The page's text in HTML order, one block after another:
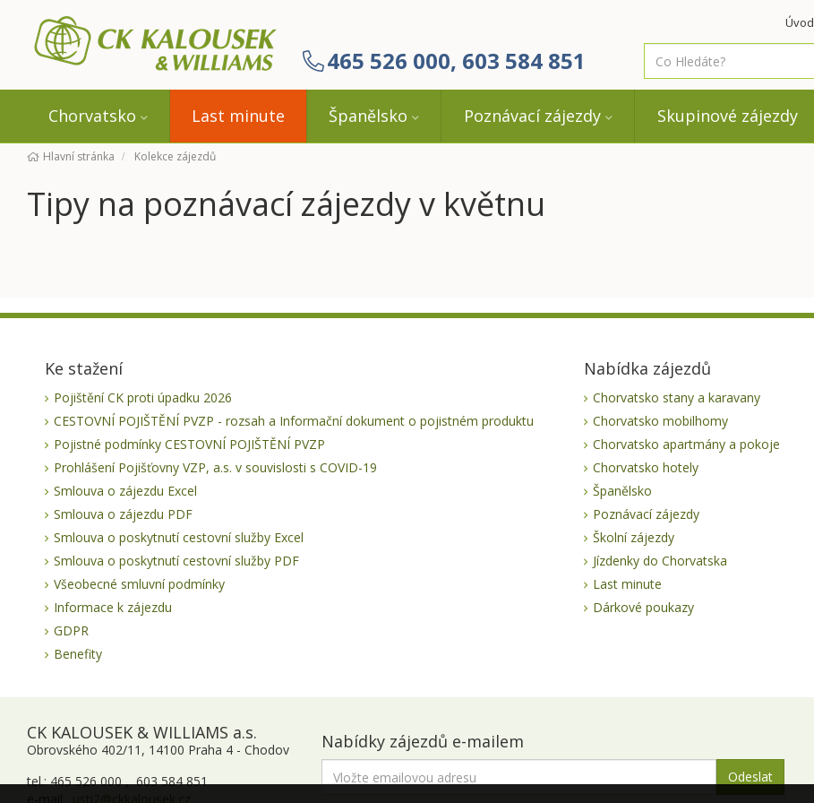
Úvod
465 526 000, 603 584 851
hledáte
Chorvatsko Last minute Španělsko Poznávací zájezdy Skupinové zájezdy
Hlavní stránka Kolekce zájezdů
Tipy na poznávací zájezdy v květnu
Ke stažení
Pojištění CK proti úpadku 2026
CESTOVNÍ POJIŠTĚNÍ PVZP - rozsah a Informační dokument o pojistném produktu
Pojistné podmínky CESTOVNÍ POJIŠTĚNÍ PVZP
Prohlášení Pojišťovny VZP, a.s. v souvislosti s COVID-19
Smlouva o zájezdu Excel
Smlouva o zájezdu PDF
Smlouva o poskytnutí cestovní služby Excel
Smlouva o poskytnutí cestovní služby PDF
Všeobecné smluvní podmínky
Informace k zájezdu
GDPR
Benefity
Nabídka zájezdů
Chorvatsko stany a karavany
Chorvatsko mobilhomy
Chorvatsko apartmány a pokoje
Chorvatsko hotely
Španělsko
Poznávací zájezdy
Školní zájezdy
Jízdenky do Chorvatska
Last minute
Dárkové poukazy
CK KALOUSEK & WILLIAMS a.s.
Obrovského 402/11, 14100 Praha 4 - Chodov
tel.: 465 526 000 , 603 584 851
Nabídky zájezdů e-mailem